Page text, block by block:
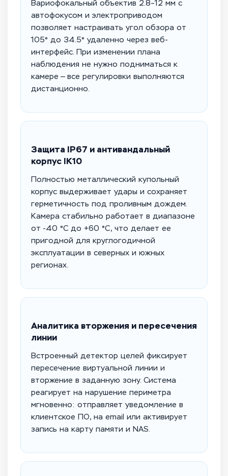
Вариофокальный объектив 2.8–12 мм с
автофокусом и электроприводом
позволяет настраивать угол обзора от
105° до 34.5° удаленно через веб-
интерфейс. При изменении плана
наблюдения не нужно подниматься к
камере — все регулировки выполняются
дистанционно.
Защита IP67 и антивандальный
корпус IK10
Полностью металлический купольный
корпус выдерживает удары и сохраняет
герметичность под проливным дождем.
Камера стабильно работает в диапазоне
от -40 °C до +60 °C, что делает ее
пригодной для круглогодичной
эксплуатации в северных и южных
регионах.
Аналитика вторжения и пересечения
линии
Встроенный детектор целей фиксирует
пересечение виртуальной линии и
вторжение в заданную зону. Система
реагирует на нарушение периметра
мгновенно: отправляет уведомление в
клиентское ПО, на email или активирует
запись на карту памяти и NAS.